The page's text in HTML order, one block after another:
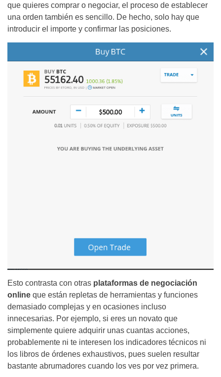
que quieres comprar o negociar, el proceso de establecer
una orden también es sencillo. De hecho, solo hay que
introducir el importe y confirmar las posiciones.
Esto contrasta con otras plataformas de negociación
online que están repletas de herramientas y funciones
demasiado complejas y en ocasiones incluso
innecesarias. Por ejemplo, si eres un novato que
simplemente quiere adquirir unas cuantas acciones,
probablemente ni te interesen los indicadores técnicos ni
los libros de órdenes exhaustivos, pues suelen resultar
bastante abrumadores cuando los ves por vez primera.